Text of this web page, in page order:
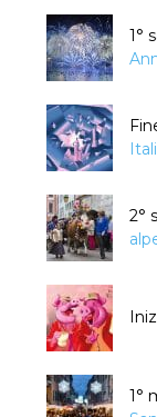
1°
2°
1°